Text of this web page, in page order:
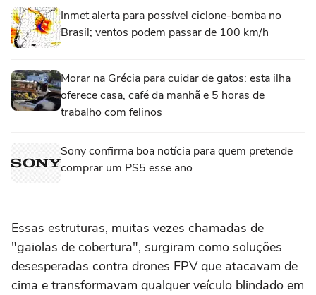
Inmet alerta para possível ciclone-bomba no
Brasil; ventos podem passar de 100 km/h
Morar na Grécia para cuidar de gatos: esta ilha
oferece casa, café da manhã e 5 horas de
trabalho com felinos
Sony confirma boa notícia para quem pretende
comprar um PS5 esse ano
Essas estruturas, muitas vezes chamadas de
"gaiolas de cobertura", surgiram como soluções
desesperadas contra drones FPV que atacavam de
cima e transformavam qualquer veículo blindado em